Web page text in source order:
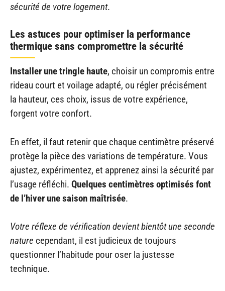
sécurité de votre logement.
Les astuces pour optimiser la performance
thermique sans compromettre la sécurité
Installer une tringle haute, choisir un compromis entre
rideau court et voilage adapté, ou régler précisément
la hauteur, ces choix, issus de votre expérience,
forgent votre confort.
En effet, il faut retenir que chaque centimètre préservé
protège la pièce des variations de température. Vous
ajustez, expérimentez, et apprenez ainsi la sécurité par
l’usage réfléchi. Quelques centimètres optimisés font
de l’hiver une saison maîtrisée.
Votre réflexe de vérification devient bientôt une seconde
nature cependant, il est judicieux de toujours
questionner l’habitude pour oser la justesse
technique.